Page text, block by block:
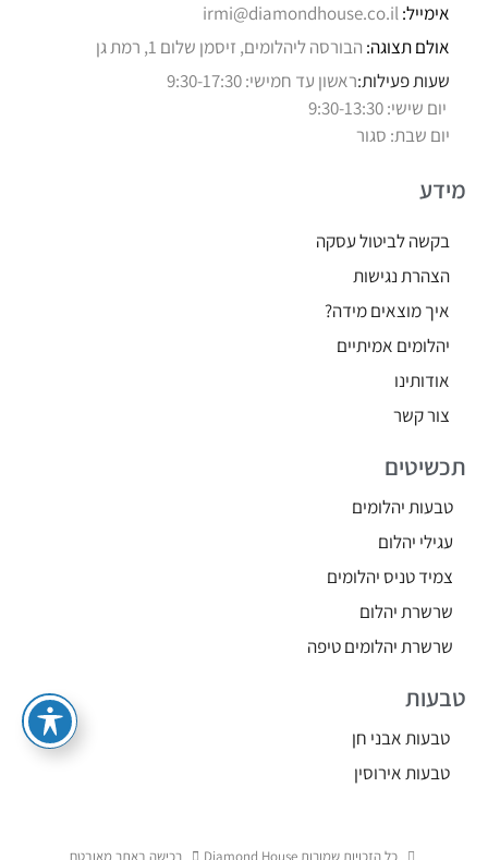
אימייל:irmi@diamondhouse.co.il
אולם תצוגה: הבורסה ליהלומים, זיסמן שלום 1, רמת גן
שעות פעילות:ראשון עד חמישי: 9:30-17:30
יום שישי: 9:30-13:30
יום שבת: סגור
מידע
בקשה לביטול עסקה
הצהרת נגישות
איך מוצאים מידה?
יהלומים אמיתיים
אודותינו
צור קשר
תכשיטים
טבעות יהלומים
עגילי יהלום
צמיד טניס יהלומים
שרשרת יהלום
שרשרת יהלומים טיפה
טבעות
טבעות אבני חן
טבעות אירוסין